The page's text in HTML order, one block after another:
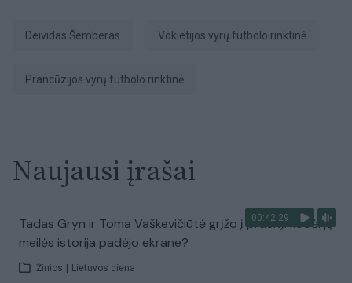
Deividas Šemberas Vokietijos vyrų futbolo rinktinė
Prancūzijos vyrų futbolo rinktinė
Naujausi įrašai
00:42:29
Tadas Gryn ir Toma Vaškevičiūtė grįžo į praeitį: kodėl jų
meilės istorija padėjo ekrane?
Žinios Lietuvos diena